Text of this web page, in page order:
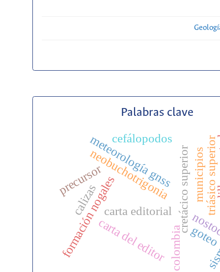
Palabras clave
carta editorial
formación nogales cretácico superior
neobuchotrigonia
colombia
carta del editor
meteorología gnss
cefálopodos triásico superior
calizas
goteo
precursor municipios